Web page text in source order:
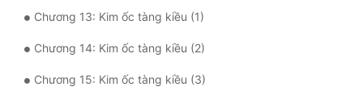
Mạt Thế
Mỹ Thực
Ngôn Tình
Chương 13: Kim ốc tàng kiều (1)
Chương 14: Kim ốc tàng kiều (2)
Chương 15: Kim ốc tàng kiều (3)